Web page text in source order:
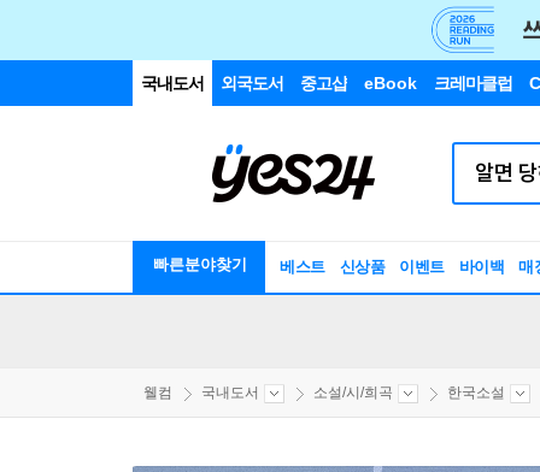
국내도서 외국도서 중고샵 eBook 크레마클럽
빠른분야찾기 베스트 신상품 이벤트 바이백 매
웰컴 국내도서 소설/시/희곡 한국소설